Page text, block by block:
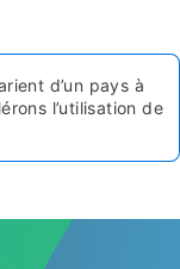
d’un pays à
l’utilisation de